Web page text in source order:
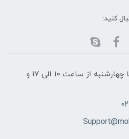
کنید:
زمان پاسخگویی از شنبه تا چهارشنبه از ساعت 10 الی 17 و